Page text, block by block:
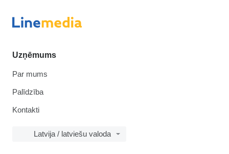
Uzņēmums
Par mums
Palīdzība
Kontakti
Latvija / latviešu valoda